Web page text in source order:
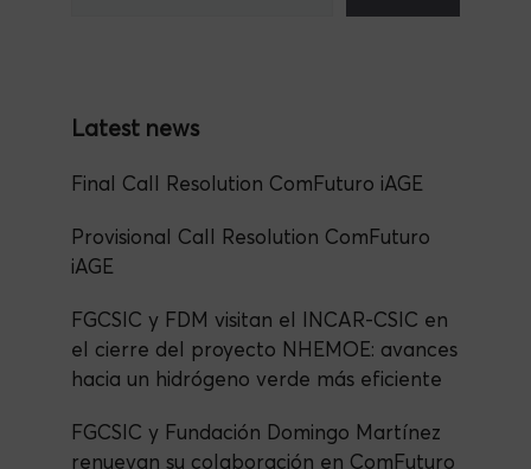
k
Final Call Resolution ComFuturo iAGE
Provisional Call Resolution ComFuturo
iAGE
FGCSIC y FDM visitan el INCAR-CSIC en
el cierre del proyecto NHEMOE: avances
hacia un hidrógeno verde más eficiente
FGCSIC y Fundación Domingo Martínez
renuevan su colaboración en ComFuturo